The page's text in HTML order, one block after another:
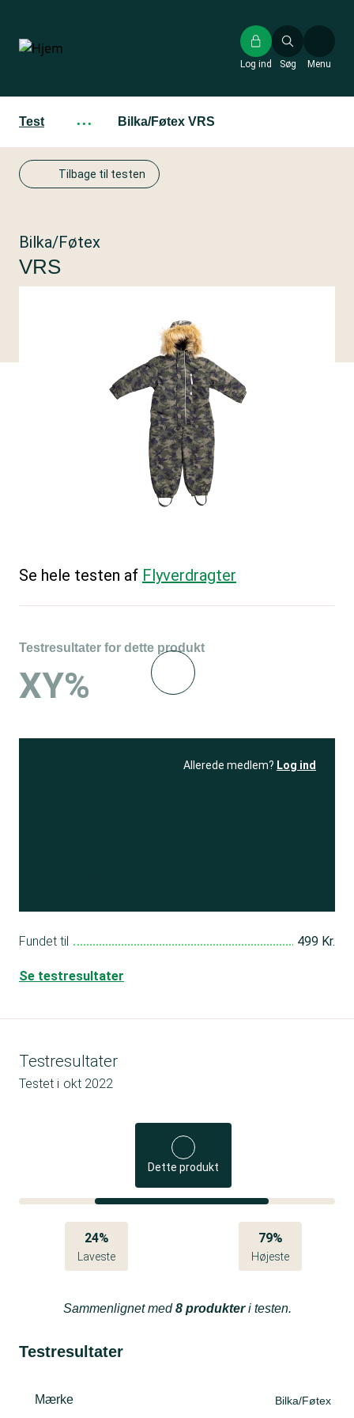
hovedindhold
Søg
Log ind Menu
Test ··· Bilka/Føtex VRS
Tilbage til testen
Bilka/Føtex
VRS
Se hele testen af Flyverdragter
Testresultater for dette produkt
XY%
Allerede medlem? Log ind
Fundet til 499 Kr.
Se testresultater
Testresultater
Testet i okt 2022
Dette produkt
24%
Laveste
79%
Højeste
Sammenlignet med8 produkteri testen.
Testresultater
Mærke Bilka/Føtex